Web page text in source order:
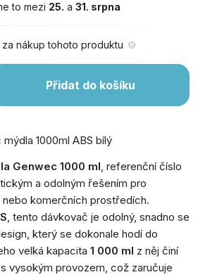
to mezi 25. a 31. srpna
za nákup tohoto produktu
Přidat do košíku
1000ml ABS bílý
Genwec 1000 ml, referenční číslo
a odolným řešením pro
komerčních prostředích.
, tento dávkovač je odolný, snadno se
který se dokonale hodí do
velká kapacita 1 000 ml z něj činí
vysokým provozem, což zaručuje